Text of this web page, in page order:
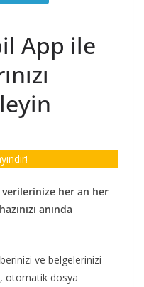
App ile
her an her
anında
ve belgelerinizi
otomatik dosya